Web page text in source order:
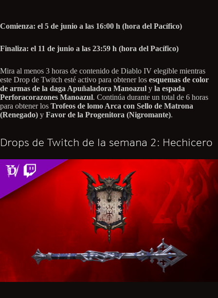
Comienza: el 5 de junio a las 16:00 h (hora del Pacífico)
Finaliza: el 11 de junio a las 23:59 h (hora del Pacífico)
Mira al menos 3 horas de contenido de Diablo IV elegible mientras
este Drop de Twitch esté activo para obtener los esquemas de color
de armas de la daga Apuñaladora Manoazul y la espada
Perforacorazones Manoazul. Continúa durante un total de 6 horas
para obtener los Trofeos de lomo Arca con Sello de Matrona
(Renegado) y Favor de la Progenitora (Nigromante).
Drops de Twitch de la semana 2: Hechicero